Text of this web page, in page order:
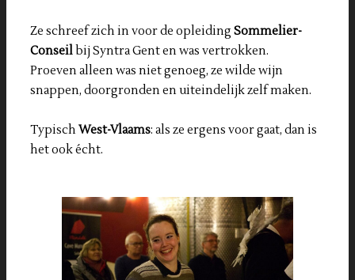
Ze schreef zich in voor de opleiding Sommelier-
Conseil bij Syntra Gent en was vertrokken.
Proeven alleen was niet genoeg, ze wilde wijn
snappen, doorgronden en uiteindelijk zelf maken.
TypischWest-Vlaams: als ze ergens voor gaat, dan is
het ook écht.